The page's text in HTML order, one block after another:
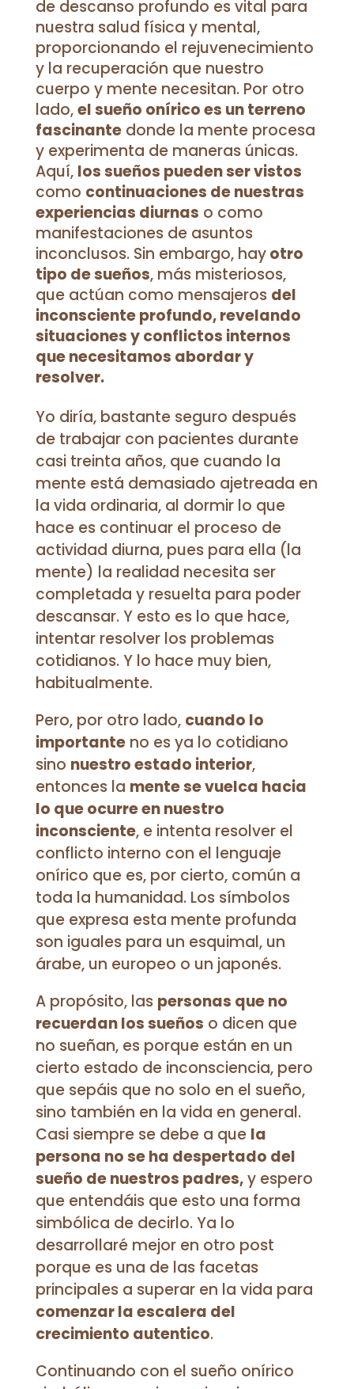
de descanso profundo es vital para
nuestra salud física y mental,
proporcionando el rejuvenecimiento
y la recuperación que nuestro
cuerpo y mente necesitan. Por otro
lado,el sueño onírico es un terreno
fascinantedonde la mente procesa
y experimenta de maneras únicas.
Aquí, los sueños pueden ser vistos
como continuaciones de nuestras
experiencias diurnas o como
manifestaciones de asuntos
inconclusos. Sin embargo, hayotro
tipo de sueños, más misteriosos,
que actúan como mensajeros del
inconsciente profundo, revelando
situaciones y conflictos internos
que necesitamos abordar y
resolver.
Yo diría, bastante seguro después
de trabajar con pacientes durante
casi treinta años, que cuando la
mente está demasiado ajetreada en
la vida ordinaria, al dormir lo que
hace es continuar el proceso de
actividad diurna, pues para ella (la
mente) la realidad necesita ser
completada y resuelta para poder
descansar. Y esto es lo que hace,
intentar resolver los problemas
cotidianos. Y lo hace muy bien,
habitualmente.
Pero, por otro lado, cuando lo
importanteno es ya lo cotidiano
sino nuestro estado interior,
entonces la mente se vuelca hacia
lo que ocurre en nuestro
inconsciente, e intenta resolver el
conflicto interno con el lenguaje
onírico que es, por cierto, común a
toda la humanidad. Los símbolos
que expresa esta mente profunda
son iguales para un esquimal, un
árabe, un europeo o un japonés.
A propósito, las personas que no
recuerdan los sueños o dicen que
no sueñan, es porque están en un
cierto estado de inconsciencia, pero
que sepáis que no solo en el sueño,
sino también en la vida en general.
Casi siempre se debe a que la
persona no se ha despertado del
sueño de nuestros padres,y espero
que entendáis que esto una forma
simbólica de decirlo. Ya lo
desarrollaré mejor en otro post
porque es una de las facetas
principales a superar en la vida para
comenzar la escalera del
crecimiento autentico.
Continuando con el sueño onírico